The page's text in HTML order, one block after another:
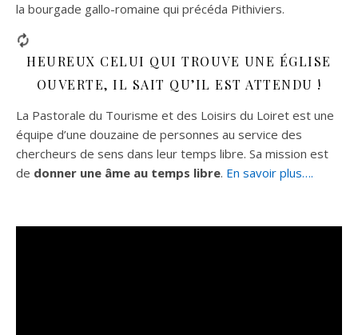
la bourgade gallo-romaine qui précéda Pithiviers.
HEUREUX CELUI QUI TROUVE UNE ÉGLISE
OUVERTE, IL SAIT QU’IL EST ATTENDU !
La Pastorale du Tourisme et des Loisirs du Loiret est une
équipe d’une douzaine de personnes au service des
chercheurs de sens dans leur temps libre. Sa mission est
de donner une âme au temps libre. En savoir plus….